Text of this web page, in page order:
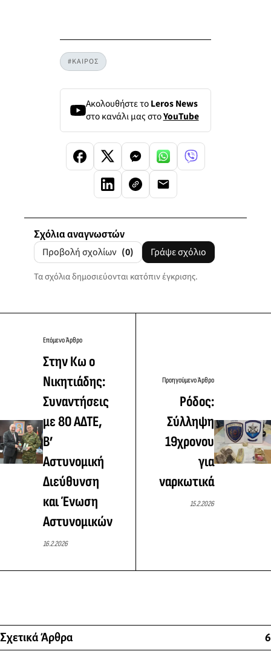
#ΚΑΙΡΟΣ
Ακολουθήστε τοLeros News
στο κανάλι μας στοYouTube
Σχόλια αναγνωστών
Προβολή σχολίων (0) Γράψε σχόλιο
Τα σχόλια δημοσιεύονται κατόπιν έγκρισης.
Επόμενο Άρθρο
Στην Κω ο
Νικητιάδης:
Συναντήσεις
με 80 ΑΔΤΕ,
Β’
Αστυνομική
Διεύθυνση
και Ένωση
Αστυνομικών
16.2.2026
Προηγούμενο Άρθρο
Ρόδος:
Σύλληψη
19χρονου
για
ναρκωτικά
15.2.2026
Σχετικά Άρθρα 6